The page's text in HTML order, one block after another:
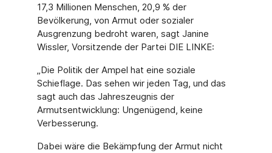
17,3 Millionen Menschen, 20,9 % der
Bevölkerung, von Armut oder sozialer
Ausgrenzung bedroht waren, sagt Janine
Wissler, Vorsitzende der Partei DIE LINKE:
„Die Politik der Ampel hat eine soziale
Schieflage. Das sehen wir jeden Tag, und das
sagt auch das Jahreszeugnis der
Armutsentwicklung: Ungenügend, keine
Verbesserung.
Dabei wäre die Bekämpfung der Armut nicht